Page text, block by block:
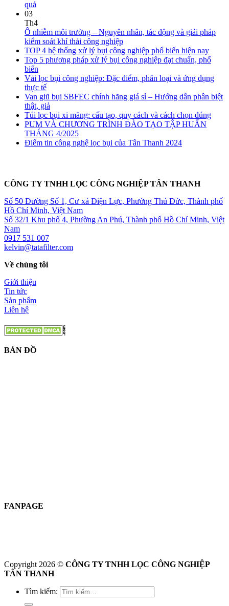
quả
03
Th4
Ô nhiễm môi trường – Nguyên nhân, tác động và giải pháp
kiểm soát khí thải công nghiệp
TOP 4 hệ thống xử lý bụi công nghiệp phổ biến hiện nay
Top 5 phương pháp xử lý bụi công nghiệp đạt chuẩn, phổ
biến
Vải lọc bụi công nghiệp: Đặc điểm, phân loại và ứng dụng
thực tế
Van giũ bụi SBFEC chính hãng giá sỉ – Hướng dẫn phân biệt
thật, giả
Túi lọc bụi xi măng: cấu tạo, quy cách và cách chọn đúng
PUM VÀ CHƯƠNG TRÌNH ĐÀO TẠO TẬP HUẤN
THÁNG 4/2025
Điểm tin công nghệ lọc bụi của Tân Thanh 2024
CÔNG TY TNHH LỌC CÔNG NGHIỆP TÂN THANH
Số 50 Đường Số 1, Cư xá Điện Lực, Phường Thủ Đức, Thành phố
Hồ Chí Minh, Việt Nam
Số 32/1 Khu phố 4, Phường An Phú, Thành phố Hồ Chí Minh, Việt
Nam
0917 531 007
kelvin@tatafilter.com
Về chúng tôi
Giới thiệu
Tin tức
Sản phẩm
Liên hệ
BẢN ĐỒ
FANPAGE
Copyright 2026 © CÔNG TY TNHH LỌC CÔNG NGHIỆP
TÂN THANH
Tìm kiếm: